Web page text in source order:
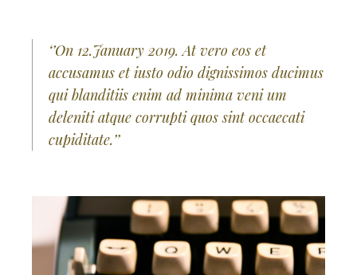
‘’On 12.January 2019. At vero eos et
accusamus et iusto odio dignissimos ducimus
qui blanditiis enim ad minima veni um
deleniti atque corrupti quos sint occaecati
cupiditate.’’